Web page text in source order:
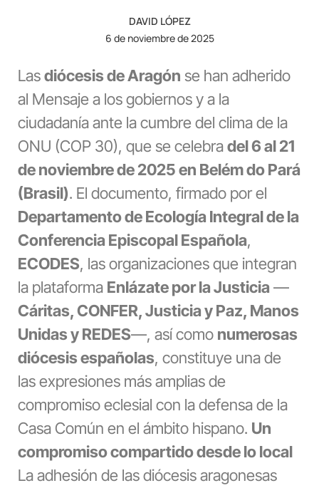
DAVID LÓPEZ
6 de noviembre de 2025
Lasdiócesis de Aragón se han adherido
al Mensaje a los gobiernos y a la
ciudadanía ante la cumbre del clima de la
ONU (COP 30), que se celebradel 6 al 21
de noviembre de 2025 en Belém do Pará
(Brasil). El documento, firmado por el
Departamento de Ecología Integral de la
Conferencia Episcopal Española,
ECODES, las organizaciones que integran
la plataforma Enlázate por la Justicia —
Cáritas, CONFER, Justicia y Paz, Manos
Unidas y REDES—, así como numerosas
diócesis españolas, constituye una de
las expresiones más amplias de
compromiso eclesial con la defensa de la
Casa Común en el ámbito hispano. Un
compromiso compartido desde lo local
La adhesión de las diócesis aragonesas